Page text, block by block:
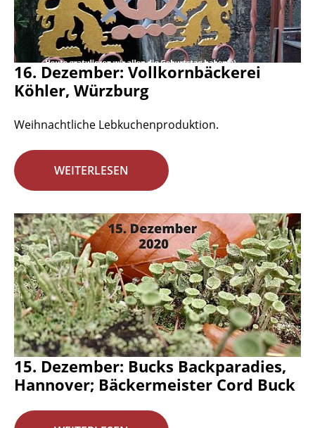
16. Dezember: Vollkornbäckerei
Köhler, Würzburg
Weihnachtliche Lebkuchenproduktion.
WEITERLESEN
15. Dezember: Bucks Backparadies,
Hannover; Bäckermeister Cord Buck